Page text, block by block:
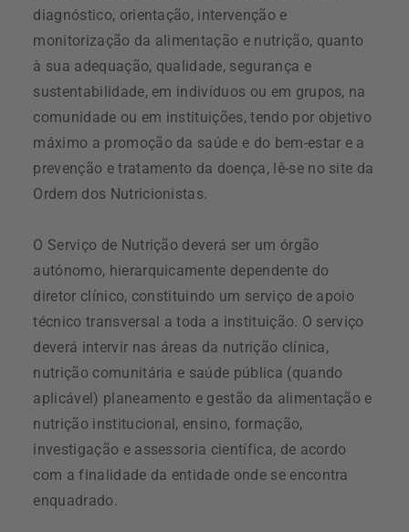
diagnóstico, orientação, intervenção e
monitorização da alimentação e nutrição, quanto
à sua adequação, qualidade, segurança e
sustentabilidade, em indivíduos ou em grupos, na
comunidade ou em instituições, tendo por objetivo
máximo a promoção da saúde e do bem-estar e a
prevenção e tratamento da doença, lê-se no site da
Ordem dos Nutricionistas.
O Serviço de Nutrição deverá ser um órgão
autónomo, hierarquicamente dependente do
diretor clínico, constituindo um serviço de apoio
técnico transversal a toda a instituição. O serviço
deverá intervir nas áreas da nutrição clínica,
nutrição comunitária e saúde pública (quando
aplicável) planeamento e gestão da alimentação e
nutrição institucional, ensino, formação,
investigação e assessoria científica, de acordo
com a finalidade da entidade onde se encontra
enquadrado.